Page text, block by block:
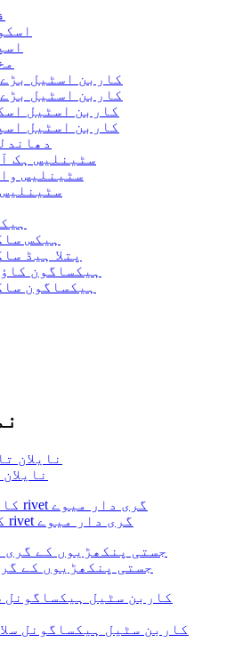
کاربن اسٹیل
کاربن اسٹیل
کاربن اسٹیل
کاربن اسٹیل
سٹینلیس ہک
سٹینلیس
ہیکس
پتلا ہیڈ
ہیکساگون
ہیکساگون
کاربن سٹیل rivet گری دار میوے
جستی پنکھڑیوں کے
کاربن سٹیل ہیکساگونل